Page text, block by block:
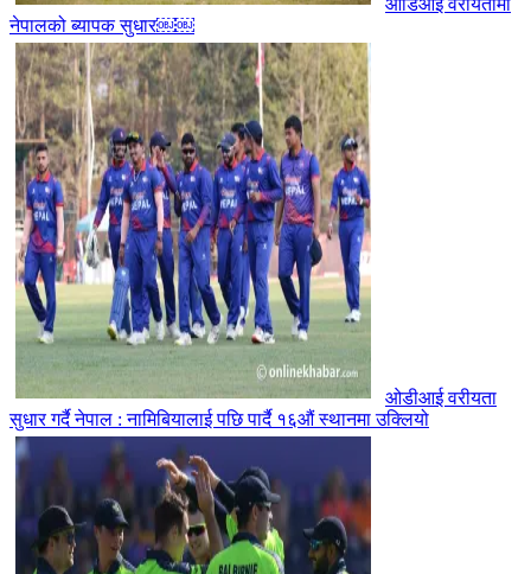
नेपालको ब्यापक सुधार￼￼
ओडीआई वरीयता
सुधार गर्दै नेपाल : नामिबियालाई पछि पार्दै १६औं स्थानमा उक्लियो